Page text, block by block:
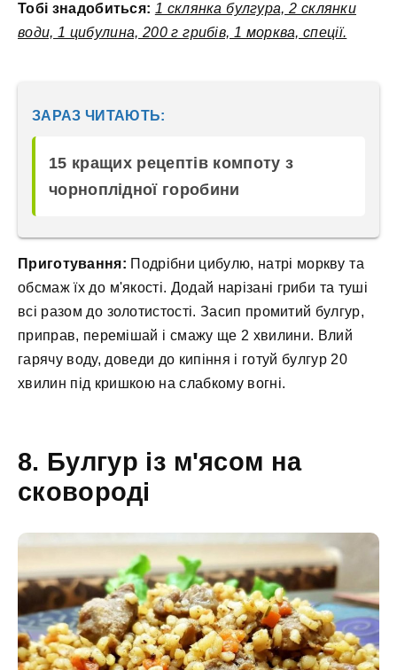
Тобі знадобиться: 1 склянка булгура, 2 склянки
води, 1 цибулина, 200 г грибів, 1 морква, спеції.
ЗАРАЗ ЧИТАЮТЬ:
15 кращих рецептів компоту з
чорноплідної горобини
Приготування: Подрібни цибулю, натрі моркву та
обсмаж їх до м'якості. Додай нарізані гриби та туші
всі разом до золотистості. Засип промитий булгур,
приправ, перемішай і смажу ще 2 хвилини. Влий
гарячу воду, доведи до кипіння і готуй булгур 20
хвилин під кришкою на слабкому вогні.
8. Булгур із м'ясом на
сковороді